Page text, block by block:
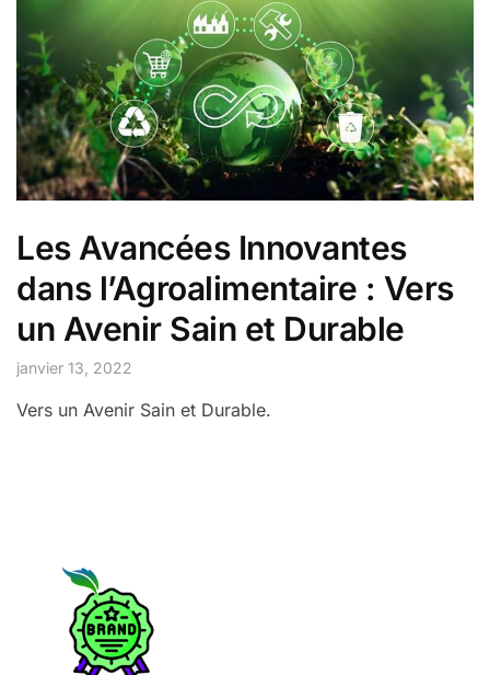
Les Avancées Innovantes
dans l’Agroalimentaire : Vers
un Avenir Sain et Durable
janvier 13, 2022
Vers un Avenir Sain et Durable.